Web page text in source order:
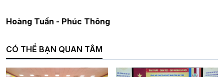
Hoàng Tuấn - Phúc Thông
CÓ THỂ BẠN QUAN TÂM